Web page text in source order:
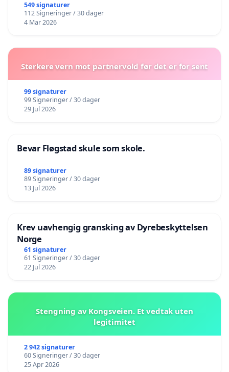
549 signaturer
112 Signeringer / 30 dager
4 Mar 2026
Sterkere vern mot partnervold før det er for sent
99 signaturer
99 Signeringer / 30 dager
29 Jul 2026
Bevar Fløgstad skule som skole.
89 signaturer
89 Signeringer / 30 dager
13 Jul 2026
Krev uavhengig gransking av Dyrebeskyttelsen
Norge
61 signaturer
61 Signeringer / 30 dager
22 Jul 2026
Stengning av Kongsveien. Et vedtak uten
legitimitet
2 942 signaturer
60 Signeringer / 30 dager
25 Apr 2026